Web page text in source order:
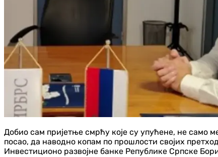
Добио сам пријетње смрћу које су упућене, не само
посао, да наводно копам по прошлости својих
Инвестиционо развојне банке Републике Српске